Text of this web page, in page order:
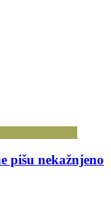
pišu nekažnjeno